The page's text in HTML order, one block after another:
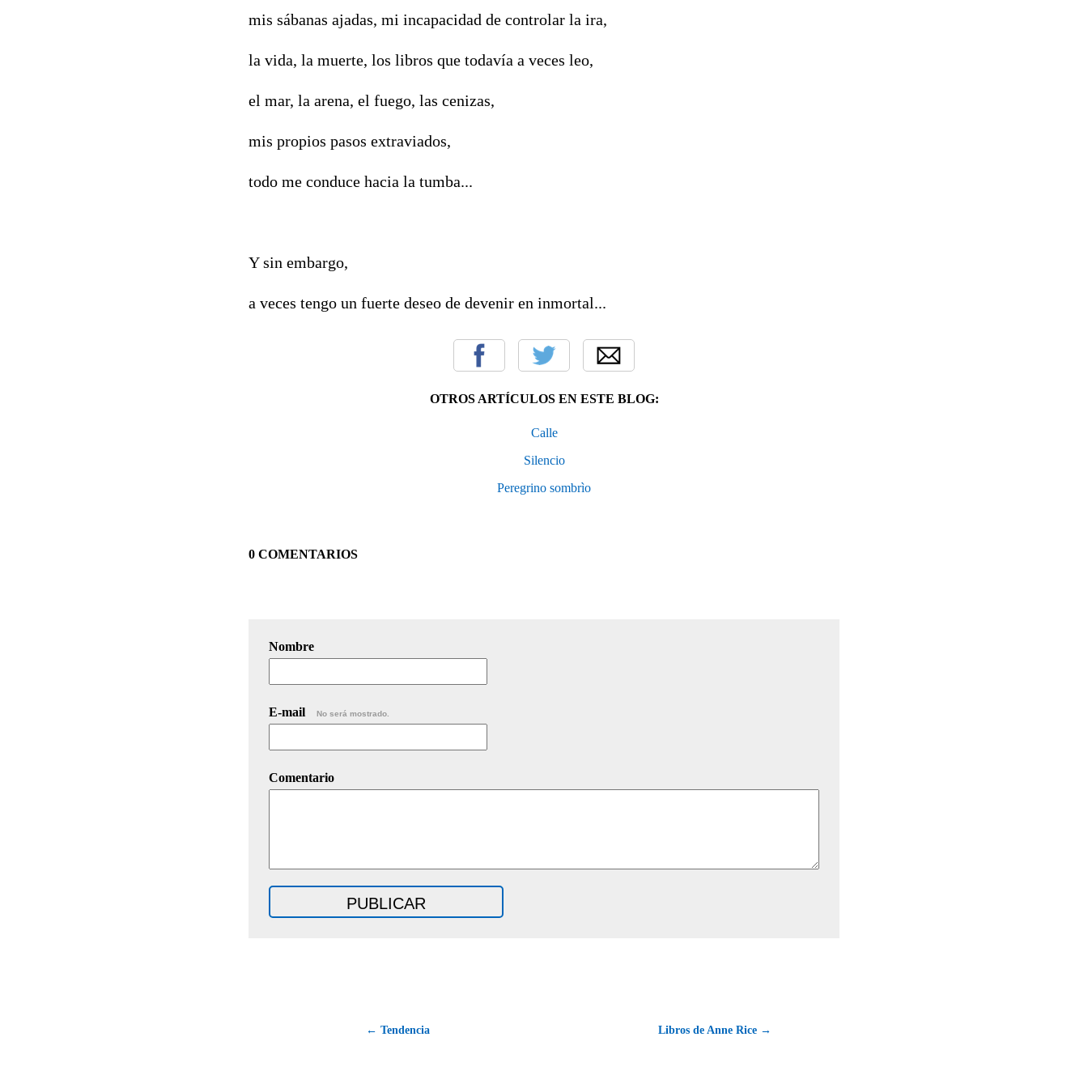
mis sábanas ajadas, mi incapacidad de controlar la ira,
la vida, la muerte, los libros que todavía a veces leo,
el mar, la arena, el fuego, las cenizas,
mis propios pasos extraviados,
todo me conduce hacia la tumba...
Y sin embargo,
a veces tengo un fuerte deseo de devenir en inmortal...
OTROS ARTÍCULOS EN ESTE BLOG:
Calle
Silencio
Peregrino sombrìo
0 COMENTARIOS
Nombre
E-mail No será mostrado.
Comentario
← Tendencia Libros de Anne Rice →